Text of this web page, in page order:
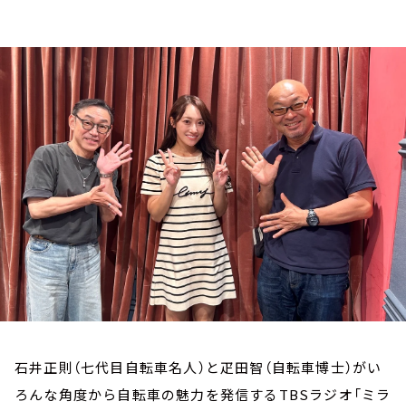
お知らせ
イベント・グッズ
YouTube
会社情報
石井正則（七代目自転車名人）と疋田智（自転車博士）がい
ろんな角度から自転車の魅力を発信するTBSラジオ「ミラ